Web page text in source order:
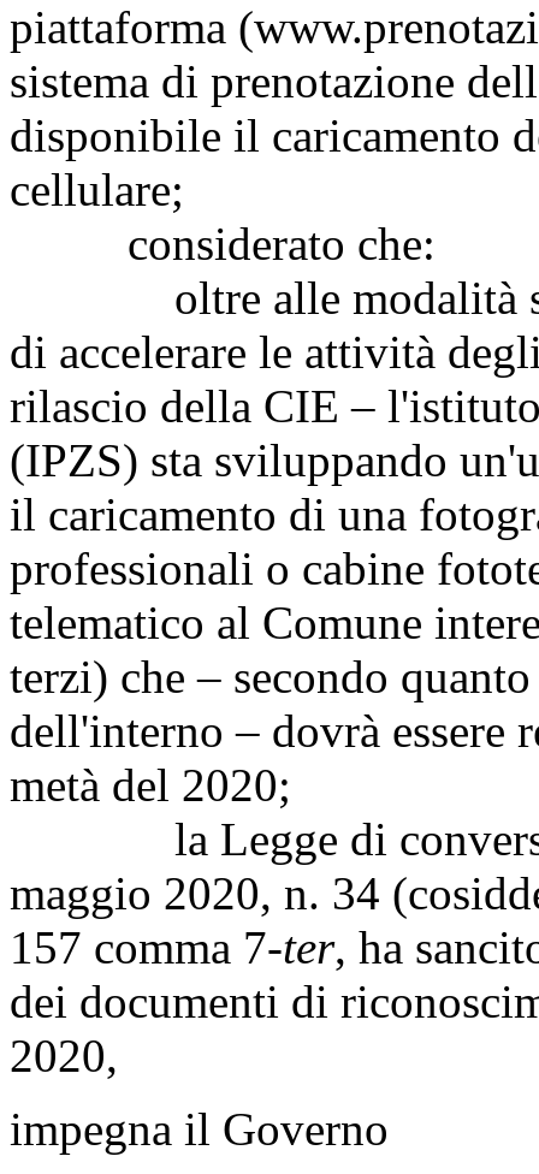
piattaforma
sistema di prenotazione
disponibile il caricamento
cellulare;
considerato che:
oltre alle modalità
di accelerare le attività
rilascio della CIE –
(IPZS) sta sviluppando
il caricamento di una
professionali o cabine
telematico al Comune
terzi) che – secondo
dell'interno – dovrà essere
metà del 2020;
la Legge di
maggio 2020, n. 34
157 comma 7-ter, ha
dei documenti di
2020,
impegna il Governo